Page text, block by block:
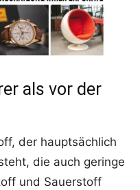
als vor der
der hauptsächlich
die auch geringe
und Sauerstoff